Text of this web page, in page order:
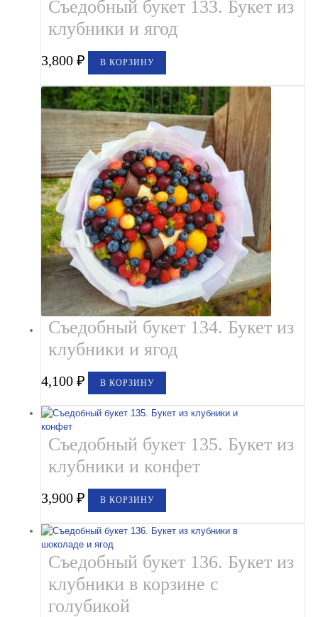
Съедобный букет 133. Букет из
клубники и ягод
3,800₽ В КОРЗИНУ
Съедобный букет 134. Букет из
клубники и ягод
4,100₽ В КОРЗИНУ
Съедобный букет 135. Букет из
клубники и конфет
3,900₽ В КОРЗИНУ
Съедобный букет 136. Букет из
клубники в корзине с
голубикой